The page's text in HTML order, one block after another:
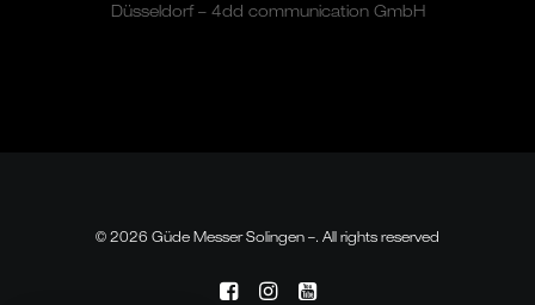
Düsseldorf – 4dd communication GmbH
© 2026 Güde Messer Solingen –. All rights reserved